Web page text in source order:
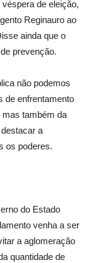
de eleição,
Reginauro ao
ainda que o
prevenção.
não podemos
de enfrentamento
mas também da
a
os poderes.
do Estado
venha a ser
a aglomeração
quantidade de